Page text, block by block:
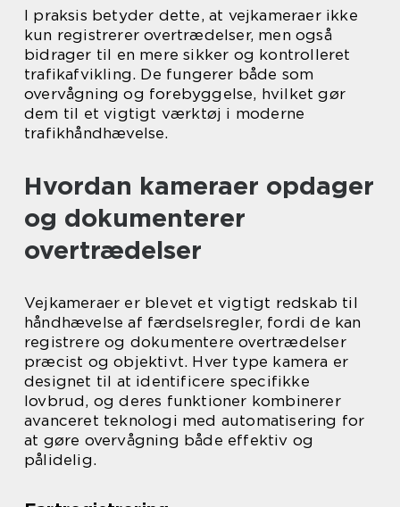
I praksis betyder dette, at vejkameraer ikke
kun registrerer overtrædelser, men også
bidrager til en mere sikker og kontrolleret
trafikafvikling. De fungerer både som
overvågning og forebyggelse, hvilket gør
dem til et vigtigt værktøj i moderne
trafikhåndhævelse.
Hvordan kameraer opdager
og dokumenterer
overtrædelser
Vejkameraer er blevet et vigtigt redskab til
håndhævelse af færdselsregler, fordi de kan
registrere og dokumentere overtrædelser
præcist og objektivt. Hver type kamera er
designet til at identificere specifikke
lovbrud, og deres funktioner kombinerer
avanceret teknologi med automatisering for
at gøre overvågning både effektiv og
pålidelig.